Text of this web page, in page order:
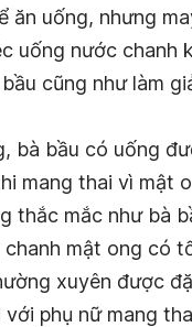
ăn uống, nhưng
uống nước chanh
cũng như làm
bà bầu có uống
mang thai vì mật
thắc mắc như bà
chanh mật ong có
xuyên được
phụ nữ mang